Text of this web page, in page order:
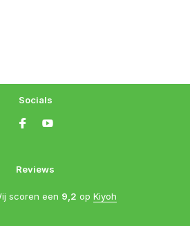
Reviews
scoren een 9,2 op Kiyoh
Socials